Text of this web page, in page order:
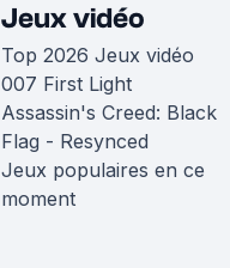
Jeux vidéo
Top 2026 Jeux vidéo
007 First Light
Assassin's Creed: Black
Flag - Resynced
Jeux populaires en ce
moment